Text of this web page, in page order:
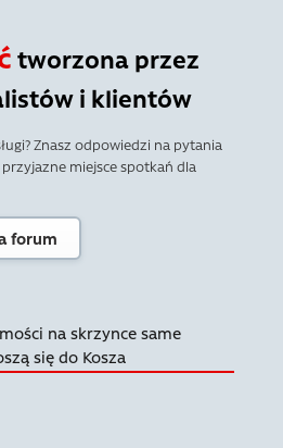
tworzona przez
i klientów
Znasz odpowiedzi na pytania
miejsce spotkań dla
forum
na skrzynce same
się do Kosza